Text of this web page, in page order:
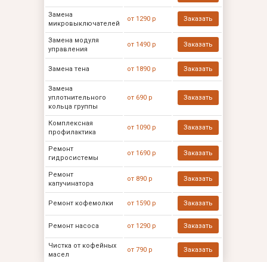
Замена
микровыключателей
от 1290 р Заказать
Замена модуля
управления
от 1490 р Заказать
Замена тена от 1890 р Заказать
Замена
уплотнительного
кольца группы
от 690 р Заказать
Комплексная
профилактика
от 1090 р Заказать
Ремонт
гидросистемы
от 1690 р Заказать
Ремонт
капучинатора
от 890 р Заказать
Ремонт кофемолки от 1590 р Заказать
Ремонт насоса от 1290 р Заказать
Чистка от кофейных
масел
от 790 р Заказать